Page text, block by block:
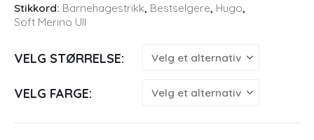
Stikkord: Barnehagestrikk, Bestselgere, Hugo,
Soft Merino Ull
VELG STØRRELSE
VELG FARGE